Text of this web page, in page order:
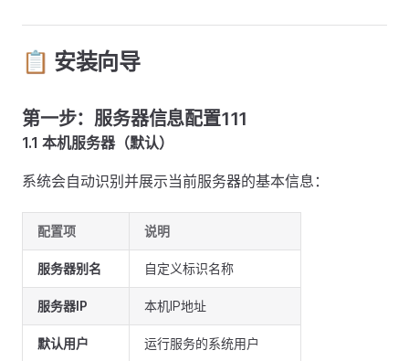
📋 安装向导
第一步：服务器信息配置111
1.1 本机服务器（默认）
系统会自动识别并展示当前服务器的基本信息：
配置项 说明
服务器别名 自定义标识名称
服务器IP 本机IP地址
默认用户 运行服务的系统用户